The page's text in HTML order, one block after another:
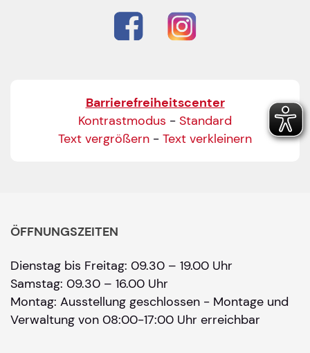
Barrierefreiheitscenter
Kontrastmodus - Standard
Text vergrößern - Text verkleinern
ÖFFNUNGSZEITEN
Dienstag bis Freitag: 09.30 – 19.00 Uhr
Samstag: 09.30 – 16.00 Uhr
Montag: Ausstellung geschlossen - Montage und
Verwaltung von 08:00-17:00 Uhr erreichbar